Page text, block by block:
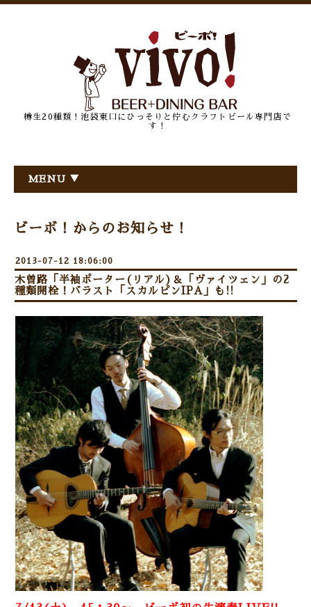
樽生20種類！池袋東口にひっそりと佇むクラフトビール専門店で
す！
MENU ▼
ビーボ！からのお知らせ！
2013-07-12 18:06:00
木曽路「半袖ポーター(リアル)＆「ヴァイツェン」の2
種類開栓！バラスト「スカルピンIPA」も!!